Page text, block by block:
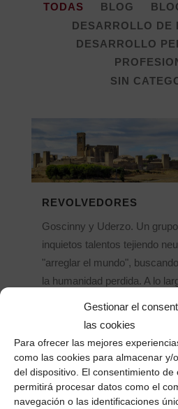
Gestionar el
las cookies
Para ofrecer las mejores
como las cookies para almacenar y/
del dispositivo. El consentimiento
permitirá procesar datos como el
navegación o las identificaciones
TODAS BLOG
DESARROLLO DE
DESARROLLO
SIN
REVOLVEDORES
Goscinny y Uderzo. Un
inquietos talentos tejiendo
"arreglar el mundo",
la humanidad perdida. A lo
compartida y nos llevan a
donde...
01 octubre, 2018/1